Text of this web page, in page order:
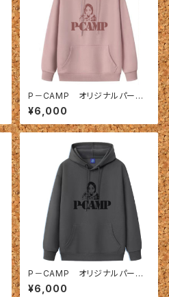
P－CAMP オリジナルパーカ
ー 裏起毛 くすみピンク
¥6,000
P－CAMP オリジナルパーカ
ー 裏起毛 グレー
¥6,000